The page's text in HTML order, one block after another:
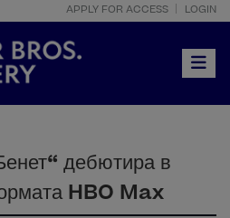
APPLY FOR ACCESS LOGIN
дебютира в
HBO Max